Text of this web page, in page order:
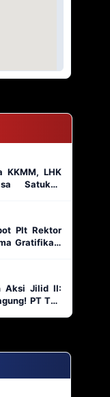
KKMM, LHK
Satukan
Plt Rektor
Gratifikasi
Aksi Jilid II:
PT TJA